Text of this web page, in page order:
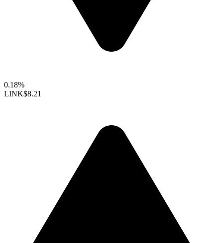
0.18%
LINK$8.21